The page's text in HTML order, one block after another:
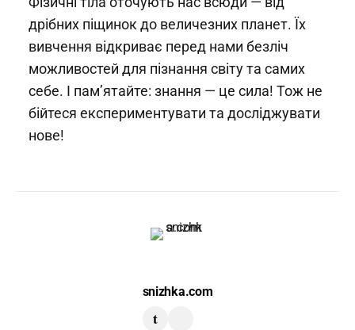
дрібних піщинок до величезних планет. Їх
вивчення відкриває перед нами безліч
можливостей для пізнання світу та самих
себе. І пам’ятайте: знання — це сила! Тож не
бійтеся експериментувати та досліджувати
нове!
snizhka.com
t